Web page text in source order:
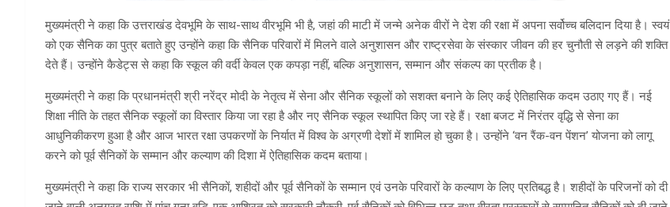
मुख्यमंत्री ने कहा कि उत्तराखंड देवभूमि के साथ-साथ वीरभूमि भी है, जहां की माटी में जन्मे अनेक वीरों ने देश की रक्षा में अपना सर्वोच्च बलिदान दिया है। स्वयं
को एक सैनिक का पुत्र बताते हुए उन्होंने कहा कि सैनिक परिवारों में मिलने वाले अनुशासन और राष्ट्रसेवा के संस्कार जीवन की हर चुनौती से लड़ने की शक्ति
देते हैं। उन्होंने कैडेट्स से कहा कि स्कूल की वर्दी केवल एक कपड़ा नहीं, बल्कि अनुशासन, सम्मान और संकल्प का प्रतीक है।
मुख्यमंत्री ने कहा कि प्रधानमंत्री श्री नरेंद्र मोदी के नेतृत्व में सेना और सैनिक स्कूलों को सशक्त बनाने के लिए कई ऐतिहासिक कदम उठाए गए हैं। नई
शिक्षा नीति के तहत सैनिक स्कूलों का विस्तार किया जा रहा है और नए सैनिक स्कूल स्थापित किए जा रहे हैं। रक्षा बजट में निरंतर वृद्धि से सेना का
आधुनिकीकरण हुआ है और आज भारत रक्षा उपकरणों के निर्यात में विश्व के अग्रणी देशों में शामिल हो चुका है। उन्होंने ‘वन रैंक-वन पेंशन’ योजना को लागू
करने को पूर्व सैनिकों के सम्मान और कल्याण की दिशा में ऐतिहासिक कदम बताया।
मुख्यमंत्री ने कहा कि राज्य सरकार भी सैनिकों, शहीदों और पूर्व सैनिकों के सम्मान एवं उनके परिवारों के कल्याण के लिए प्रतिबद्ध है। शहीदों के परिजनों को दी